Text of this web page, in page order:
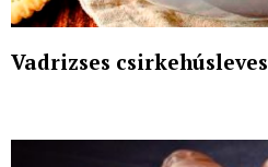
Vadrizses csirkehúsleves